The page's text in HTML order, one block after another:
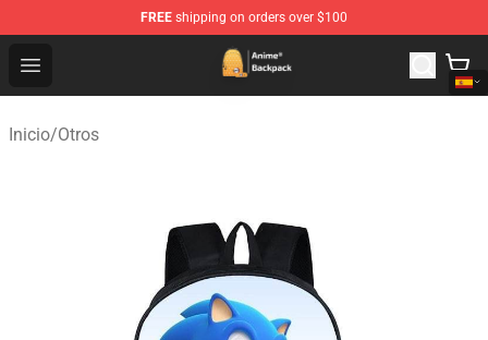
FREE shipping on orders over $100
Open menu
Anime Backpack Shop - Official Anime Backpack Store
Inicio/Otros